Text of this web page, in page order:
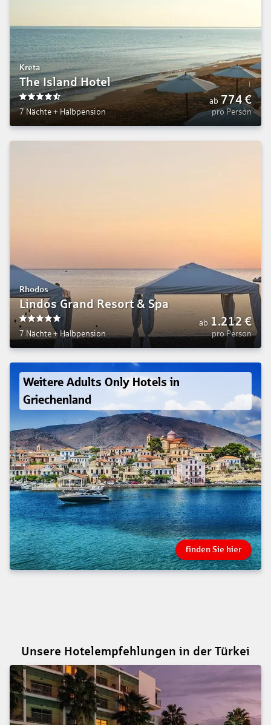
Kreta
The Island Hotel
4.5
7 Nächte + Halbpension
ab 774€
pro Person
Rhodos
Lindos Grand Resort & Spa
5
7 Nächte + Halbpension
ab 1.212€
pro Person
Weitere Adults Only Hotels in
Griechenland
finden Sie hier
Unsere Hotelempfehlungen in der Türkei